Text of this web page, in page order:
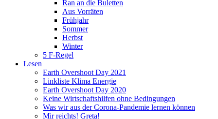
Ran an die Buletten
Aus Vorräten
Frühjahr
Sommer
Herbst
Winter
5 F-Regel
Lesen
Earth Overshoot Day 2021
Linkliste Klima Energie
Earth Overshoot Day 2020
Keine Wirtschaftshilfen ohne Bedingungen
Was wir aus der Corona-Pandemie lernen können
Mir reichts! Greta!